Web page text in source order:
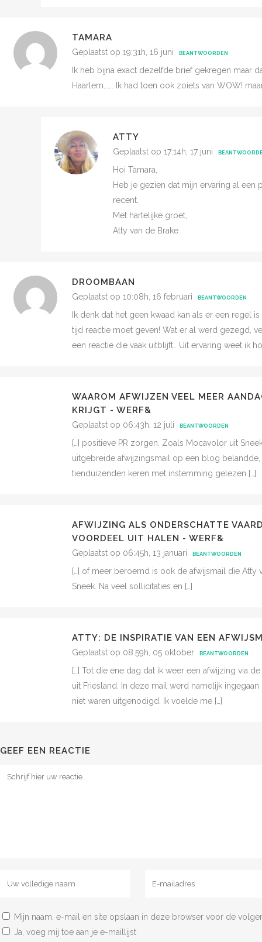
TAMARA
Geplaatst op 19:31h, 16 juni BEANTWOORDEN
Ik heb bijna exact dezelfde brief gekregen maar
Haarlem……. Ik had toen ook zoiets van WOW!
ATTY
Geplaatst op 17:14h, 17 juni
Hoi Tamara,
Heb je gezien dat mijn ervaring al een
recent.
Met hartelijke groet,
Atty van de Brake
DROOMBAAN
Geplaatst op 10:08h, 16 februari BEANTWOORDEN
Ik denk dat het geen kwaad kan als er een regel
tijd reactie moet geven! Wat er al werd gezegd,
een reactie die vaak uitblijft.. Uit ervaring weet ik
WAAROM AFWIJZEN VEEL MEER
KRIJGT - WERF&
Geplaatst op 06:43h, 12 juli BEANTWOORDEN
[…] positieve PR zorgen. Zoals Mocavolor uit
uitgebreide afwijzingsmail op een blog
tienduizenden keren met instemming gelezen […]
AFWIJZING ALS ONDERSCHATTE
VOORDEEL UIT HALEN - WERF&
Geplaatst op 06:45h, 13 januari BEANTWOORDEN
[…] of meer beroemd is ook de afwijsmail die Atty
Sneek. Na veel sollicitaties en […]
ATTY: DE INSPIRATIE VAN EEN
Geplaatst op 08:59h, 05 oktober BEANTWOORDEN
[…] Tot die ene dag dat ik weer een afwijzing via
uit Friesland. In deze mail werd namelijk
niet waren uitgenodigd. Ik voelde me […]
GEEF EEN REACTIE
Mijn naam, e-mail en site opslaan in deze browser voor de
Ja, voeg mij toe aan je e-maillijst